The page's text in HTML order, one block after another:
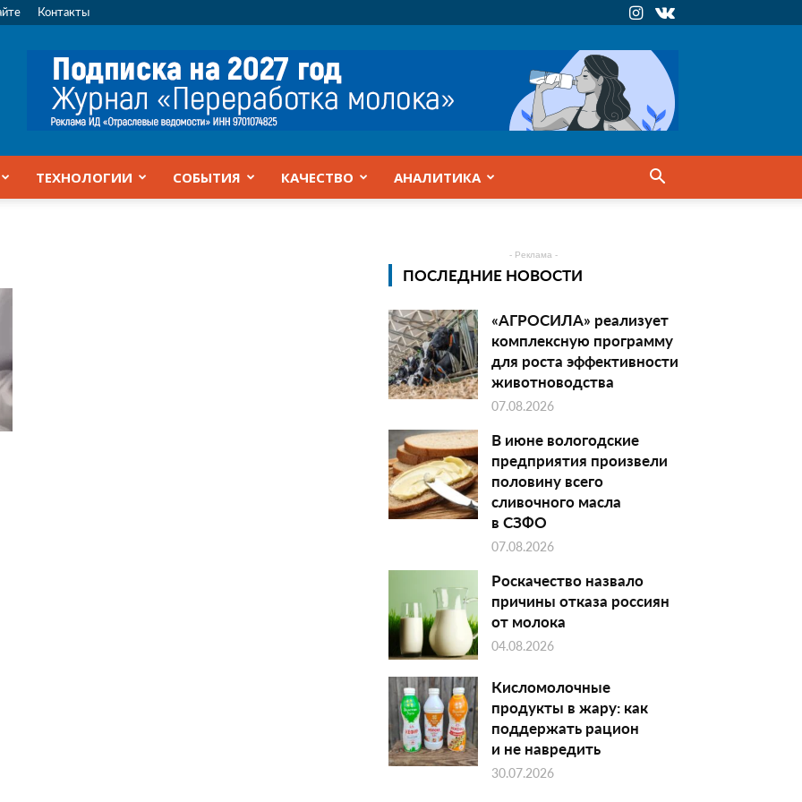
Контакты
ТЕХНОЛОГИИ СОБЫТИЯ КАЧЕСТВО АНАЛИТИКА
- Реклама -
ПОСЛЕДНИЕ НОВОСТИ
«АГРОСИЛА» реализует
комплексную программу
для роста эффективности
животноводства
07.08.2026
В июне вологодские
предприятия произвели
половину всего
сливочного масла
в СЗФО
07.08.2026
Роскачество назвало
причины отказа россиян
от молока
04.08.2026
Кисломолочные
продукты в жару: как
поддержать рацион
и не навредить
30.07.2026